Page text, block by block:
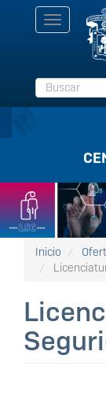
Toggle
navigation
Buscar
Listón
FullScreen
Inicio